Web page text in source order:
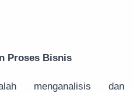
Proses Bisnis
menganalisis dan